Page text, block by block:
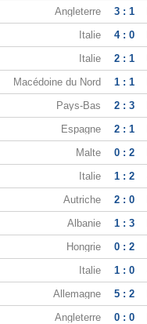
Angleterre 3 : 1
Italie 4 : 0
Italie 2 : 1
Macédoine du Nord 1 : 1
Pays-Bas 2 : 3
Espagne 2 : 1
Malte 0 : 2
Italie 1 : 2
Autriche 2 : 0
Albanie 1 : 3
Hongrie 0 : 2
Italie 1 : 0
Allemagne 5 : 2
Angleterre 0 : 0